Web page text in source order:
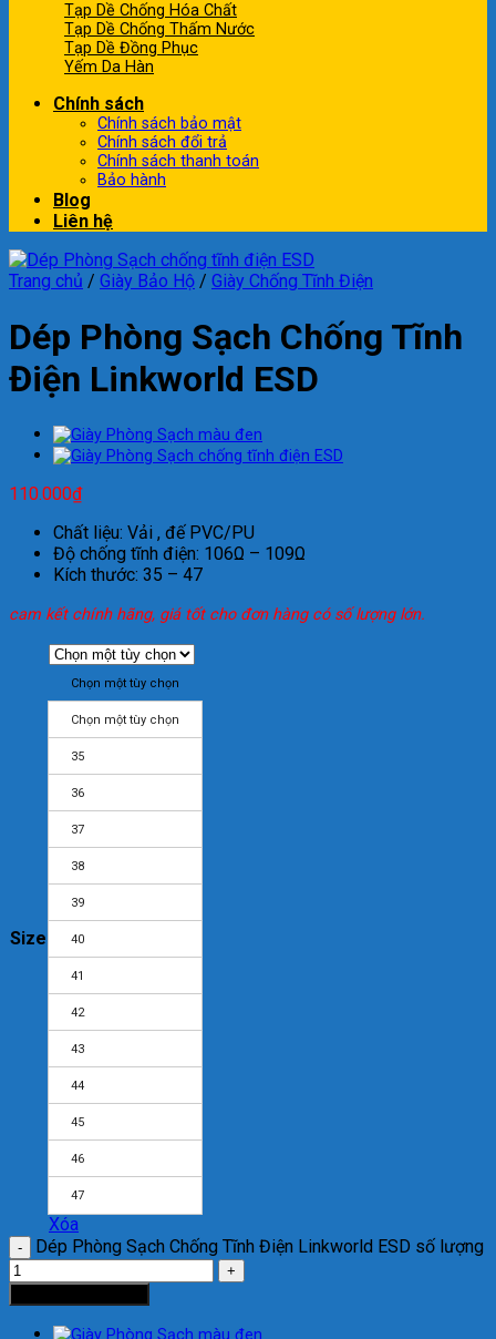
Tạp Dề Chống Hóa Chất
Tạp Dề Chống Thấm Nước
Tạp Dề Đồng Phục
Yếm Da Hàn
Chính sách
Chính sách bảo mật
Chính sách đổi trả
Chính sách thanh toán
Bảo hành
Blog
Liên hệ
Trang chủ / Giày Bảo Hộ / Giày Chống Tĩnh Điện
Dép Phòng Sạch Chống Tĩnh
Điện Linkworld ESD
110.000₫
Chất liệu: Vải , đế PVC/PU
Độ chống tĩnh điện: 106Ω – 109Ω
Kích thước: 35 – 47
cam kết chính hãng, giá tốt cho đơn hàng có số lượng lớn.
Size
Chọn một tùy chọn
Chọn một tùy chọn
35
36
37
38
39
40
41
42
43
44
45
46
47
Xóa
Dép Phòng Sạch Chống Tĩnh Điện Linkworld ESD số lượng